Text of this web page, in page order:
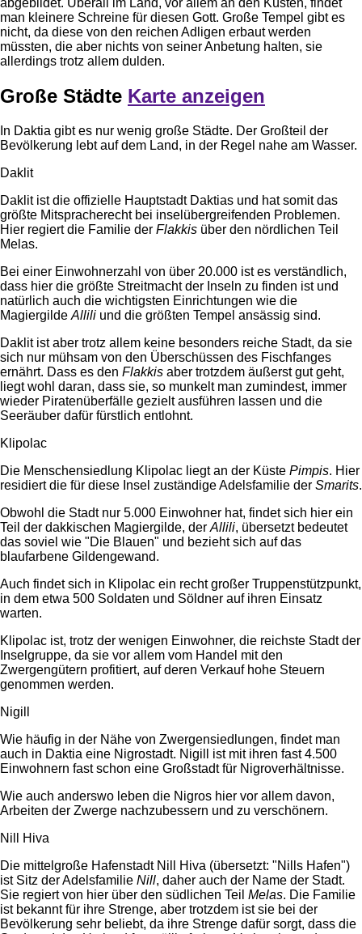
abgebildet. Überall im Land, vor allem an den Küsten, findet
man kleinere Schreine für diesen Gott. Große Tempel gibt es
nicht, da diese von den reichen Adligen erbaut werden
müssten, die aber nichts von seiner Anbetung halten, sie
allerdings trotz allem dulden.
Große Städte Karte anzeigen
In Daktia gibt es nur wenig große Städte. Der Großteil der
Bevölkerung lebt auf dem Land, in der Regel nahe am Wasser.
Daklit
Daklit ist die offizielle Hauptstadt Daktias und hat somit das
größte Mitspracherecht bei inselübergreifenden Problemen.
Hier regiert die Familie der Flakkis über den nördlichen Teil
Melas.
Bei einer Einwohnerzahl von über 20.000 ist es verständlich,
dass hier die größte Streitmacht der Inseln zu finden ist und
natürlich auch die wichtigsten Einrichtungen wie die
Magiergilde Allili und die größten Tempel ansässig sind.
Daklit ist aber trotz allem keine besonders reiche Stadt, da sie
sich nur mühsam von den Überschüssen des Fischfanges
ernährt. Dass es den Flakkis aber trotzdem äußerst gut geht,
liegt wohl daran, dass sie, so munkelt man zumindest, immer
wieder Piratenüberfälle gezielt ausführen lassen und die
Seeräuber dafür fürstlich entlohnt.
Klipolac
Die Menschensiedlung Klipolac liegt an der Küste Pimpis. Hier
residiert die für diese Insel zuständige Adelsfamilie der Smarits.
Obwohl die Stadt nur 5.000 Einwohner hat, findet sich hier ein
Teil der dakkischen Magiergilde, der Allili, übersetzt bedeutet
das soviel wie "Die Blauen" und bezieht sich auf das
blaufarbene Gildengewand.
Auch findet sich in Klipolac ein recht großer Truppenstützpunkt,
in dem etwa 500 Soldaten und Söldner auf ihren Einsatz
warten.
Klipolac ist, trotz der wenigen Einwohner, die reichste Stadt der
Inselgruppe, da sie vor allem vom Handel mit den
Zwergengütern profitiert, auf deren Verkauf hohe Steuern
genommen werden.
Nigill
Wie häufig in der Nähe von Zwergensiedlungen, findet man
auch in Daktia eine Nigrostadt. Nigill ist mit ihren fast 4.500
Einwohnern fast schon eine Großstadt für Nigroverhältnisse.
Wie auch anderswo leben die Nigros hier vor allem davon,
Arbeiten der Zwerge nachzubessern und zu verschönern.
Nill Hiva
Die mittelgroße Hafenstadt Nill Hiva (übersetzt: "Nills Hafen")
ist Sitz der Adelsfamilie Nill, daher auch der Name der Stadt.
Sie regiert von hier über den südlichen Teil Melas. Die Familie
ist bekannt für ihre Strenge, aber trotzdem ist sie bei der
Bevölkerung sehr beliebt, da ihre Strenge dafür sorgt, dass die